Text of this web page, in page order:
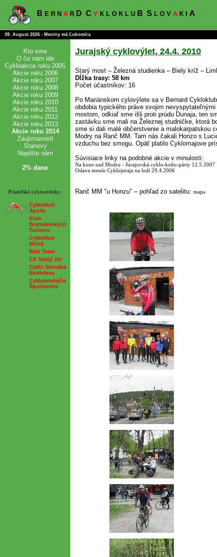
B E R N A R D C Y K L O K L U B S L O V A K I A
09. August 2026 - Meniny má Ľubomíra
Kto sme
O čo nám ide
Cykloakcie roku 2005
Akcie roku 2006
Akcie roku 2007
Akcie roku 2008
Akcie roku 2009
Akcie roku 2010
Akcie roku 2011
Akcie roku 2012
Akcie roku 2013
Akcie roku 2014
Zaujímavosti
Stanovy
Napíšte nám
2% dane
Priateľské cyklostránky:
Cykloklub
Apollo
Klub
Bratislavských
Turistov
Cykloklub
Nižná
Bike Team
CK Svätý Jur
Cyklo Slovakia
Bratislava
Cyklopredajňa
Športservis
Jurajský cyklovýlet, 24.4. 2010
Starý most – Železná studienka – Biely kríž –
Dĺžka trasy: 58 km
Počet účastníkov: 16
Po Mariánskom cylovýlete sa v Bernard
obdobia typického práve svojim
mostom, odkiaľ sme išli proti prúdu Dunaja, ten
zastávku sme mali na Železnej studničke, ktorá
sme si dali malé občerstvenie a malokarpatskou
Modry na Ranč MM. Tam nás čakali Honzo s
vzduchu bez smogu. Opäť platilo Cyklomajove
Súvisiace linky na podobné akcie v minulosti:
Na kone nad Modru - Jurajovská cyklo-koňo-párty 12.5.2007
Oslava menín Cyklojuraja na lodi 29.4.2006
Ranč MM "u Honzu" – pohľad zo satelitu: mapa